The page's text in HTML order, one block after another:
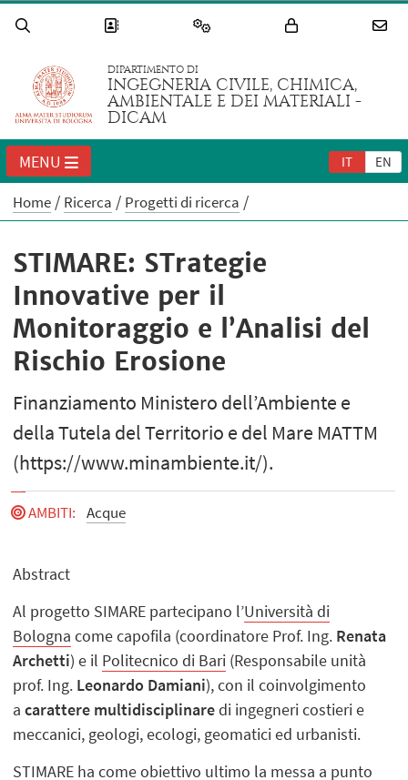
DIPARTIMENTO DI
INGEGNERIA CIVILE, CHIMICA,
AMBIENTALE E DEI MATERIALI -
DICAM
IT EN
MENU
Home Ricerca Progetti di ricerca
STIMARE: STrategie
Innovative per il
Monitoraggio e l’Analisi del
Rischio Erosione
Finanziamento Ministero dell’Ambiente e
della Tutela del Territorio e del Mare MATTM
(https://www.minambiente.it/).
AMBITI: Acque
Abstract
Al progetto SIMARE partecipano l’Università di
Bologna come capofila (coordinatore Prof. Ing. Renata
Archetti) e il Politecnico di Bari (Responsabile unità
prof. Ing. Leonardo Damiani), con il coinvolgimento
acarattere multidisciplinaredi ingegneri costieri e
meccanici, geologi, ecologi, geomatici ed urbanisti.
STIMARE ha come obiettivo ultimo la messa a punto